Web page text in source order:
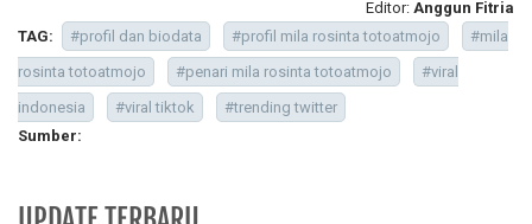
Editor: Anggun Fitria
TAG:
#profil dan biodata #profil mila rosinta totoatmojo
#mila
rosinta totoatmojo
#penari mila rosinta totoatmojo
#viral
indonesia
#viral tiktok
#trending twitter
Sumber: